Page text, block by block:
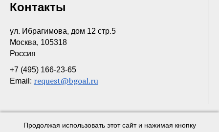
Контакты
ул. Ибрагимова, дом 12 стр.5
Москва, 105318
Россия
+7 (495) 166-23-65
Email: request@bgoal.ru
Продолжая использовать этот сайт и нажимая кнопку